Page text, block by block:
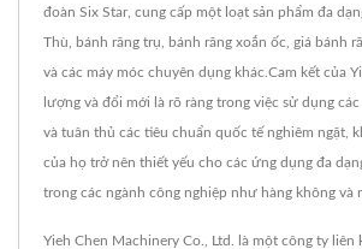
đoàn Six Star, cung cấp một loạt sản phẩm đa
Thù, bánh răng trụ, bánh răng xoắn ốc, giá bánh
và các máy móc chuyên dụng khác.Cam kết của
lượng và đổi mới là rõ ràng trong việc sử dụng
và tuân thủ các tiêu chuẩn quốc tế nghiêm ngặt,
của họ trở nên thiết yếu cho các ứng dụng đa
trong các ngành công nghiệp như hàng không và
Yieh Chen Machinery Co., Ltd. là một công ty liên